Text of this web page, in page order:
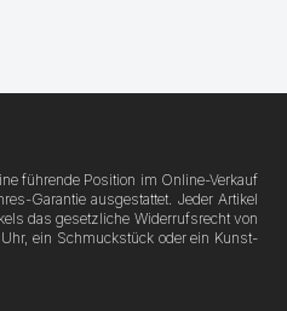
führende Position im Online-Verkauf
Garantie ausgestattet. Jeder Artikel
das gesetzliche Widerrufsrecht von
ein Schmuckstück oder ein Kunst-